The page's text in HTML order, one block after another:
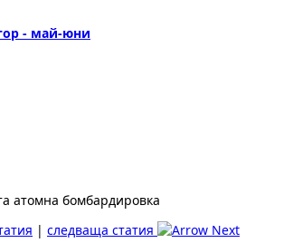
- май-юни
атомна бомбардировка
| следваща статия